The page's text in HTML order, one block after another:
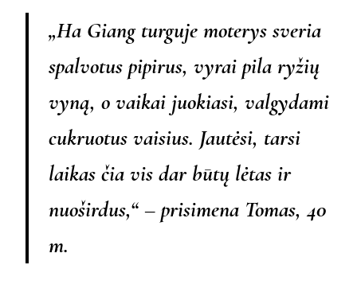
„Ha Giang turguje moterys sveria
spalvotus pipirus, vyrai pila ryžių
vyną, o vaikai juokiasi, valgydami
cukruotus vaisius. Jautėsi, tarsi
laikas čia vis dar būtų lėtas ir
nuoširdus,“ – prisimena Tomas, 40
m.